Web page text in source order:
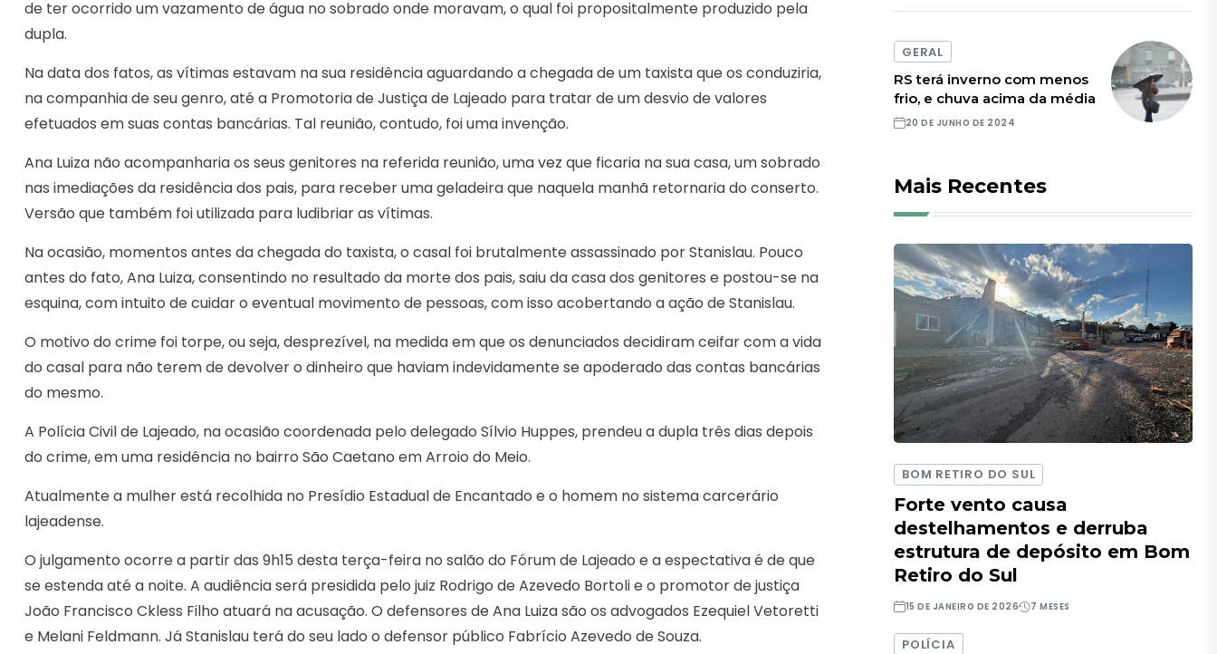
de ter ocorrido um vazamento de água no sobrado onde moravam, o qual foi propositalmente produzido pela
dupla.
Na data dos fatos, as vítimas estavam na sua residência aguardando a chegada de um taxista que os conduziria,
na companhia de seu genro, até a Promotoria de Justiça de Lajeado para tratar de um desvio de valores
efetuados em suas contas bancárias. Tal reunião, contudo, foi uma invenção.
Ana Luiza não acompanharia os seus genitores na referida reunião, uma vez que ficaria na sua casa, um sobrado
nas imediações da residência dos pais, para receber uma geladeira que naquela manhã retornaria do conserto.
Versão que também foi utilizada para ludibriar as vítimas.
Na ocasião, momentos antes da chegada do taxista, o casal foi brutalmente assassinado por Stanislau. Pouco
antes do fato, Ana Luiza, consentindo no resultado da morte dos pais, saiu da casa dos genitores e postou-se na
esquina, com intuito de cuidar o eventual movimento de pessoas, com isso acobertando a ação de Stanislau.
O motivo do crime foi torpe, ou seja, desprezível, na medida em que os denunciados decidiram ceifar com a vida
do casal para não terem de devolver o dinheiro que haviam indevidamente se apoderado das contas bancárias
do mesmo.
A Polícia Civil de Lajeado, na ocasião coordenada pelo delegado Sílvio Huppes, prendeu a dupla três dias depois
do crime, em uma residência no bairro São Caetano em Arroio do Meio.
Atualmente a mulher está recolhida no Presídio Estadual de Encantado e o homem no sistema carcerário
lajeadense.
O julgamento ocorre a partir das 9h15 desta terça-feira no salão do Fórum de Lajeado e a espectativa é de que
se estenda até a noite. A audiência será presidida pelo juiz Rodrigo de Azevedo Bortoli e o promotor de justiça
João Francisco Ckless Filho atuará na acusação. O defensores de Ana Luiza são os advogados Ezequiel Vetoretti
e Melani Feldmann. Já Stanislau terá do seu lado o defensor público Fabrício Azevedo de Souza.
GERAL
RS terá inverno com menos
frio, e chuva acima da média
20 DE JUNHO DE 2024
Mais Recentes
BOM RETIRO DO SUL
Forte vento causa
destelhamentos e derruba
estrutura de depósito em Bom
Retiro do Sul
15 DE JANEIRO DE 2026 7 MESES
POLÍCIA